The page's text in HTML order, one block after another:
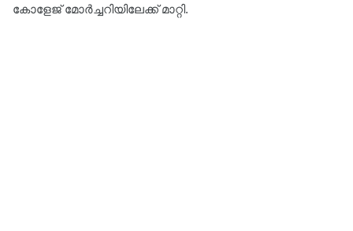
കോളേജ് മോർച്ചറിയിലേക്ക് മാറ്റി.